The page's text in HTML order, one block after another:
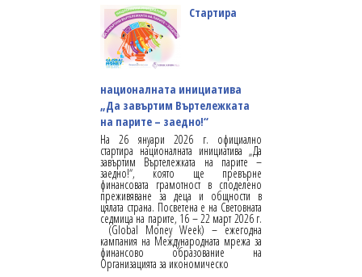
Стартира
националната инициатива
„Да завъртим Въртележката
на парите – заедно!“
На 26 януари 2026 г. официално
стартира националната инициатива „Да
завъртим Въртележката на парите –
заедно!“, която ще превърне
финансовата грамотност в споделено
преживяване за деца и общности в
цялата страна. Посветена е на Световната
седмица на парите, 16 – 22 март 2026 г.
(Global Money Week) – ежегодна
кампания на Международната мрежа за
финансово образование на
Организацията за икономическо